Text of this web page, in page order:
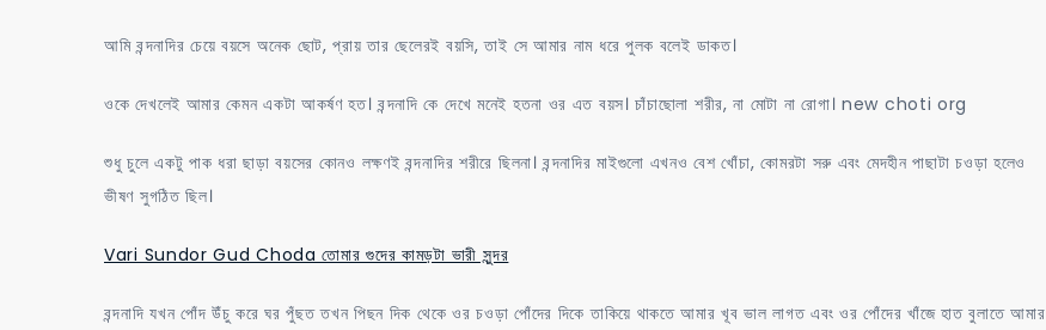
আমি বন্দনাদির চেয়ে বয়সে অনেক ছোট, প্রায় তার ছেলেরই বয়সি, তাই সে আমার নাম ধরে পুলক বলেই ডাকত।
ওকে দেখলেই আমার কেমন একটা আকর্ষণ হত। বন্দনাদি কে দেখে মনেই হতনা ওর এত বয়স। চাঁচাছোলা শরীর, না মোটা না রোগা। new choti org
শুধু চুলে একটু পাক ধরা ছাড়া বয়সের কোনও লক্ষণই বন্দনাদির শরীরে ছিলনা। বন্দনাদির মাইগুলো এখনও বেশ খোঁচা, কোমরটা সরু এবং মেদহীন পাছাটা চওড়া হলেও
ভীষণ সুগঠিত ছিল।
Vari Sundor Gud Choda তোমার গুদের কামড়টা ভারী সুন্দর
বন্দনাদি যখন পোঁদ উঁচু করে ঘর পুঁছত তখন পিছন দিক থেকে ওর চওড়া পোঁদের দিকে তাকিয়ে থাকতে আমার খূব ভাল লাগত এবং ওর পোঁদের খাঁজে হাত বুলাতে আমার